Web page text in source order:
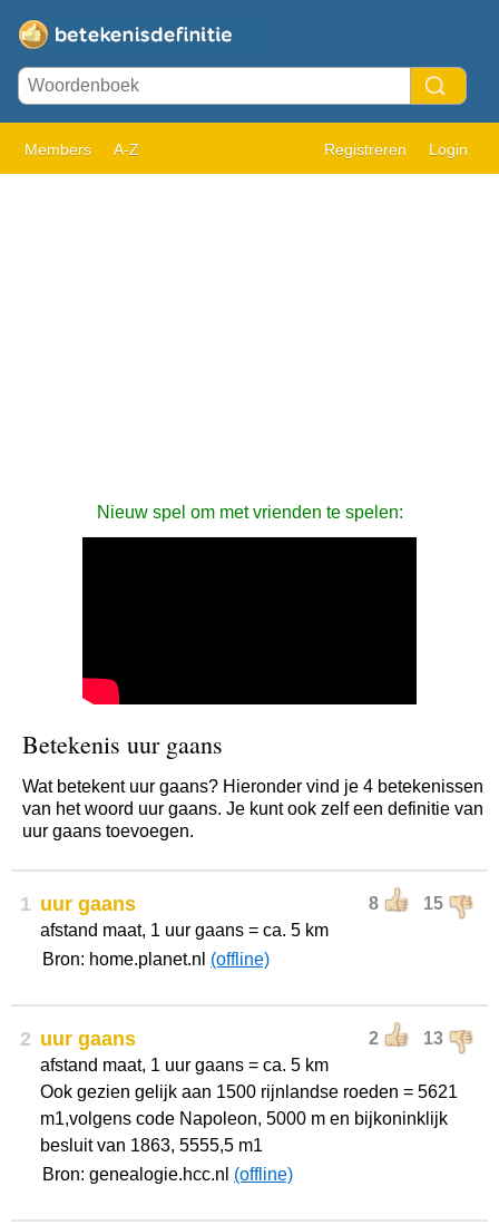
Members A-Z Registreren Login
Nieuw spel om met vrienden te spelen:
Betekenis uur gaans
Wat betekent uur gaans? Hieronder vind je 4 betekenissen
van het woord uur gaans. Je kunt ook zelf een definitie van
uur gaans toevoegen.
1 8 15
uur gaans
afstand maat, 1 uur gaans = ca. 5 km
Bron: home.planet.nl (offline)
2 2 13
uur gaans
afstand maat, 1 uur gaans = ca. 5 km
Ook gezien gelijk aan 1500 rijnlandse roeden = 5621
m1,volgens code Napoleon, 5000 m en bijkoninklijk
besluit van 1863, 5555,5 m1
Bron: genealogie.hcc.nl (offline)